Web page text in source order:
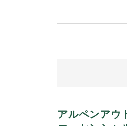
アルペンアウ